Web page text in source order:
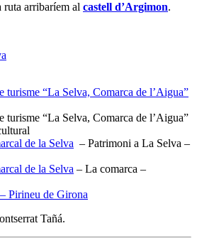
ruta arribaríem al castell d’Argimon.
turisme “La Selva, Comarca de l’Aigua”
turisme “La Selva, Comarca de l’Aigua”
de la Selva – Patrimoni a La Selva –
de la Selva – La comarca –
Pirineu de Girona
Tañá.